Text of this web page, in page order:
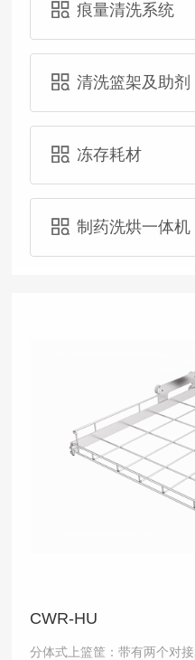
痕量清洗系统
清洗篮架及助剂
冻存耗材
制药洗烘一体机
CWR-HU
分体式上篮筐：带有两个对